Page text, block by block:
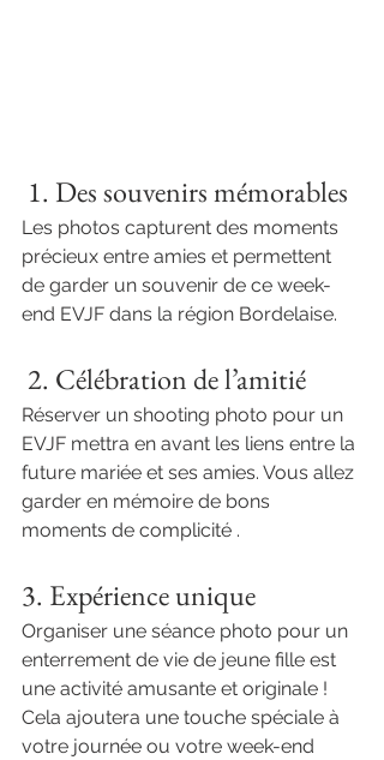
1. Des souvenirs mémorables
Les photos capturent des moments
précieux entre amies et permettent
de garder un souvenir de ce week-
end EVJF dans la région Bordelaise.
2. Célébration de l’amitié
Réserver un shooting photo pour un
EVJF mettra en avant les liens entre la
future mariée et ses amies. Vous allez
garder en mémoire de bons
moments de complicité .
3. Expérience unique
Organiser une séance photo pour un
enterrement de vie de jeune fille est
une activité amusante et originale !
Cela ajoutera une touche spéciale à
votre journée ou votre week-end